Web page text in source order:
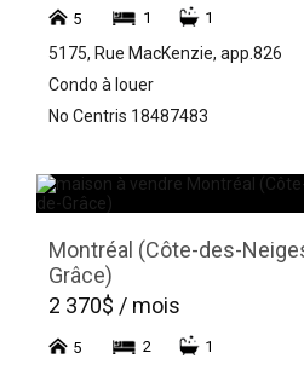
5 1 1
5175, Rue MacKenzie, app.826
Condo à louer
No Centris 18487483
Montréal (Côte-des-
Grâce)
2 370$ / mois
5 2 1